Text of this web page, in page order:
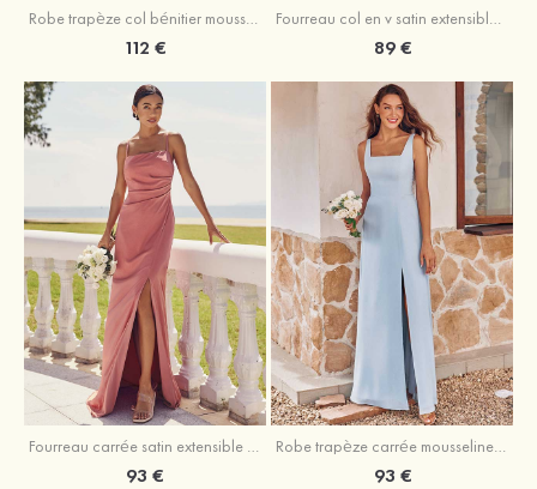
Robe trapèze col bénitier mousseline ras du sol robe de demoiselle d'honneur
112 €
Fourreau col en v satin extensible asymétrique robe de demoiselle d'honneur
89 €
93 € 93 €